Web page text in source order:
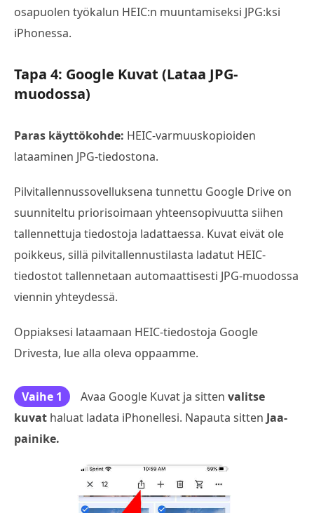
osapuolen työkalun HEIC:n muuntamiseksi JPG:ksi
iPhonessa.
Tapa 4: Google Kuvat (Lataa JPG-
muodossa)
Paras käyttökohde: HEIC-varmuuskopioiden
lataaminen JPG-tiedostona.
Pilvitallennussovelluksena tunnettu Google Drive on
suunniteltu priorisoimaan yhteensopivuutta siihen
tallennettuja tiedostoja ladattaessa. Kuvat eivät ole
poikkeus, sillä pilvitallennustilasta ladatut HEIC-
tiedostot tallennetaan automaattisesti JPG-muodossa
viennin yhteydessä.
Oppiaksesi lataamaan HEIC-tiedostoja Google
Drivesta, lue alla oleva oppaamme.
Vaihe 1 Avaa Google Kuvat ja sitten valitse
kuvat haluat ladata iPhonellesi. Napauta sitten Jaa-
painike.